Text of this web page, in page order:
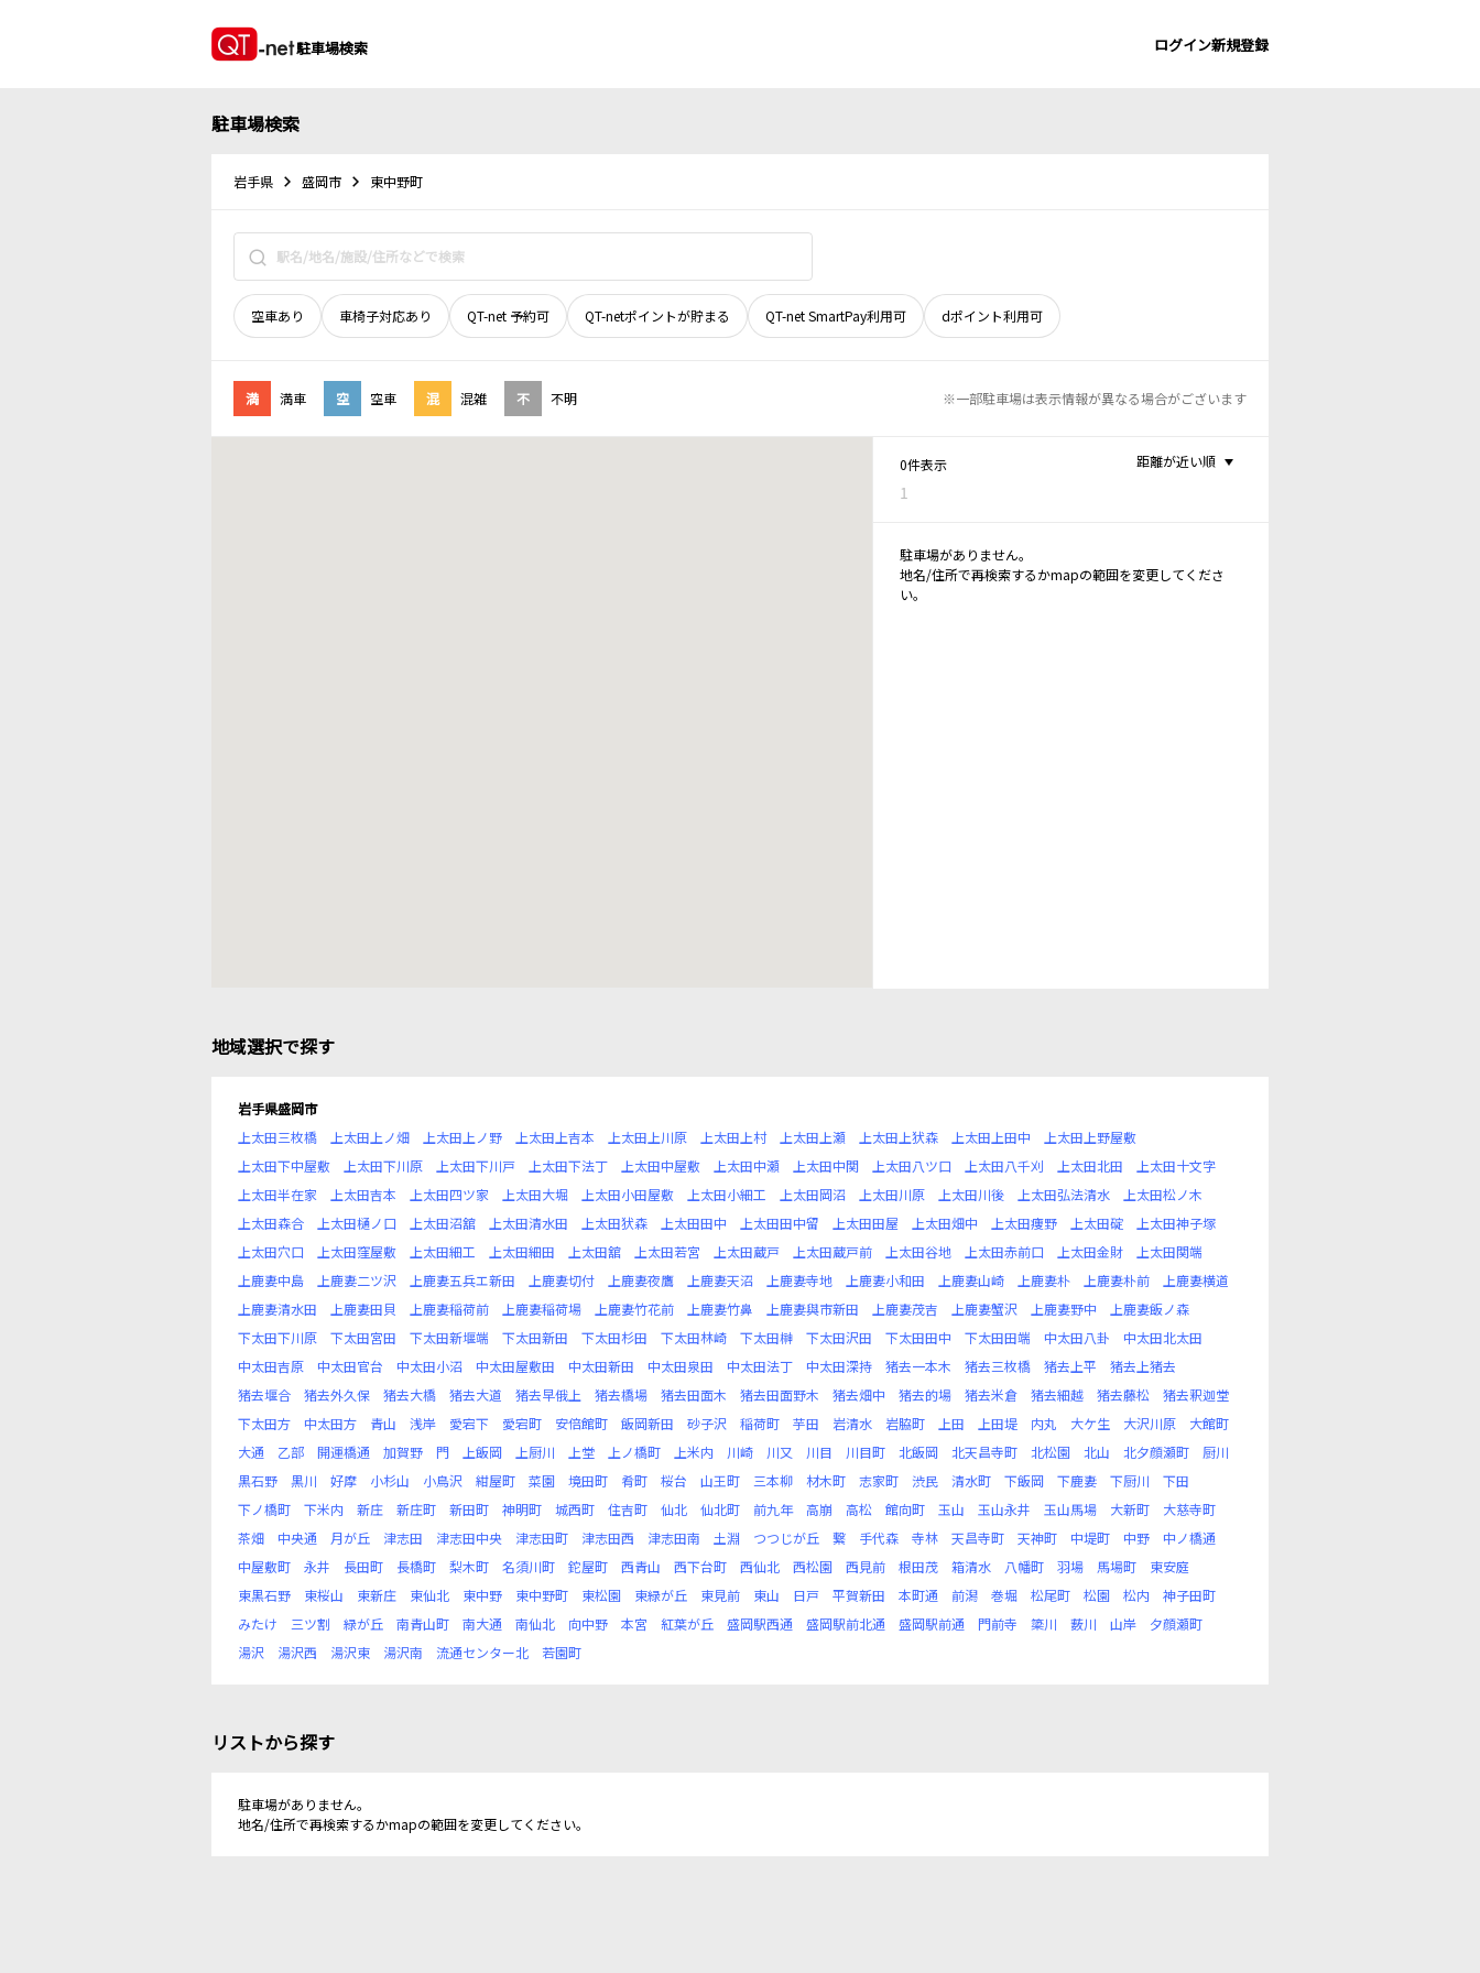
駐車場検索 ログイン新規登録
駐車場検索
岩手県 盛岡市 東中野町
空車あり 車椅子対応あり QT-net 予約可 QT-netポイントが貯まる QT-net SmartPay利用可 dポイント利用可
満 満車 空 空車 混 混雑 不 不明 ※一部駐車場は表示情報が異なる場合がございます
0件表示
1
距離が近い順
駐車場がありません。
地名/住所で再検索するかmapの範囲を変更してくださ
い。
地域選択で探す
岩手県盛岡市
上太田三枚橋
上太田上ノ畑 上太田上ノ野 上太田上吉本 上太田上川原 上太田上村 上太田上瀬 上太田上犾森 上太田上田中
上太田上野屋敷
上太田下中屋敷
上太田下川原 上太田下川戸 上太田下法丁 上太田中屋敷 上太田中瀬 上太田中関 上太田八ツ口 上太田八千刈 上太田北田
上太田十文字
上太田半在家
上太田吉本 上太田四ツ家 上太田大堀 上太田小田屋敷 上太田小細工 上太田岡沼 上太田川原 上太田川後 上太田弘法清水
上太田松ノ木
上太田森合
上太田樋ノ口 上太田沼舘 上太田清水田 上太田犾森 上太田田中 上太田田中留 上太田田屋 上太田畑中 上太田痩野 上太田碇
上太田神子塚
上太田穴口
上太田窪屋敷 上太田細工 上太田細田 上太田舘 上太田若宮 上太田蔵戸 上太田蔵戸前 上太田谷地 上太田赤前口 上太田金財
上太田関端
上鹿妻中島
上鹿妻二ツ沢 上鹿妻五兵エ新田 上鹿妻切付 上鹿妻夜鷹 上鹿妻天沼 上鹿妻寺地 上鹿妻小和田 上鹿妻山崎 上鹿妻朴 上鹿妻朴前
上鹿妻横道
上鹿妻清水田
上鹿妻田貝 上鹿妻稲荷前 上鹿妻稲荷場 上鹿妻竹花前 上鹿妻竹鼻 上鹿妻與市新田 上鹿妻茂吉 上鹿妻蟹沢 上鹿妻野中
上鹿妻飯ノ森
下太田下川原
下太田宮田 下太田新堰端 下太田新田 下太田杉田 下太田林崎 下太田榊 下太田沢田 下太田田中 下太田田端 中太田八卦
中太田北太田
中太田吉原
中太田官台 中太田小沼 中太田屋敷田 中太田新田 中太田泉田 中太田法丁 中太田深持 猪去一本木 猪去三枚橋 猪去上平
猪去上猪去
猪去堰合
猪去外久保 猪去大橋 猪去大道 猪去早俄上 猪去橋場 猪去田面木 猪去田面野木 猪去畑中 猪去的場 猪去米倉 猪去細越 猪去藤松
猪去釈迦堂
下太田方
中太田方 青山 浅岸 愛宕下 愛宕町 安倍館町 飯岡新田 砂子沢 稲荷町 芋田 岩清水 岩脇町 上田 上田堤 内丸 大ケ生 大沢川原
大館町
大通
乙部 開運橋通 加賀野 門 上飯岡 上厨川 上堂 上ノ橋町 上米内 川崎 川又 川目 川目町 北飯岡 北天昌寺町 北松園 北山 北夕顔瀬町
厨川
黒石野
黒川 好摩 小杉山 小鳥沢 紺屋町 菜園 境田町 肴町 桜台 山王町 三本柳 材木町 志家町 渋民 清水町 下飯岡 下鹿妻 下厨川
下田
下ノ橋町
下米内 新庄 新庄町 新田町 神明町 城西町 住吉町 仙北 仙北町 前九年 高崩 高松 館向町 玉山 玉山永井 玉山馬場 大新町
大慈寺町
茶畑
中央通 月が丘 津志田 津志田中央 津志田町 津志田西 津志田南 土淵 つつじが丘 繋 手代森 寺林 天昌寺町 天神町 中堤町 中野
中ノ橋通
中屋敷町
永井 長田町 長橋町 梨木町 名須川町 鉈屋町 西青山 西下台町 西仙北 西松園 西見前 根田茂 箱清水 八幡町 羽場 馬場町
東安庭
東黒石野
東桜山 東新庄 東仙北 東中野 東中野町 東松園 東緑が丘 東見前 東山 日戸 平賀新田 本町通 前潟 巻堀 松尾町 松園 松内
神子田町
みたけ
三ツ割 緑が丘 南青山町 南大通 南仙北 向中野 本宮 紅葉が丘 盛岡駅西通 盛岡駅前北通 盛岡駅前通 門前寺 簗川 薮川 山岸
夕顔瀬町
湯沢
湯沢西 湯沢東 湯沢南 流通センター北 若園町
リストから探す
駐車場がありません。
地名/住所で再検索するかmapの範囲を変更してください。